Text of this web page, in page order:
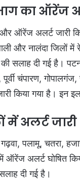
का ऑरेंज
ऑरेंज अलर्ट जारी
और नालंदा जिलों में
सलाह दी गई है।
पूर्वी चंपारण,
किया गया है। इन
अलर्ट जारी
पलामू, चतरा,
ऑरेंज अलर्ट घोषित
दी गई है।